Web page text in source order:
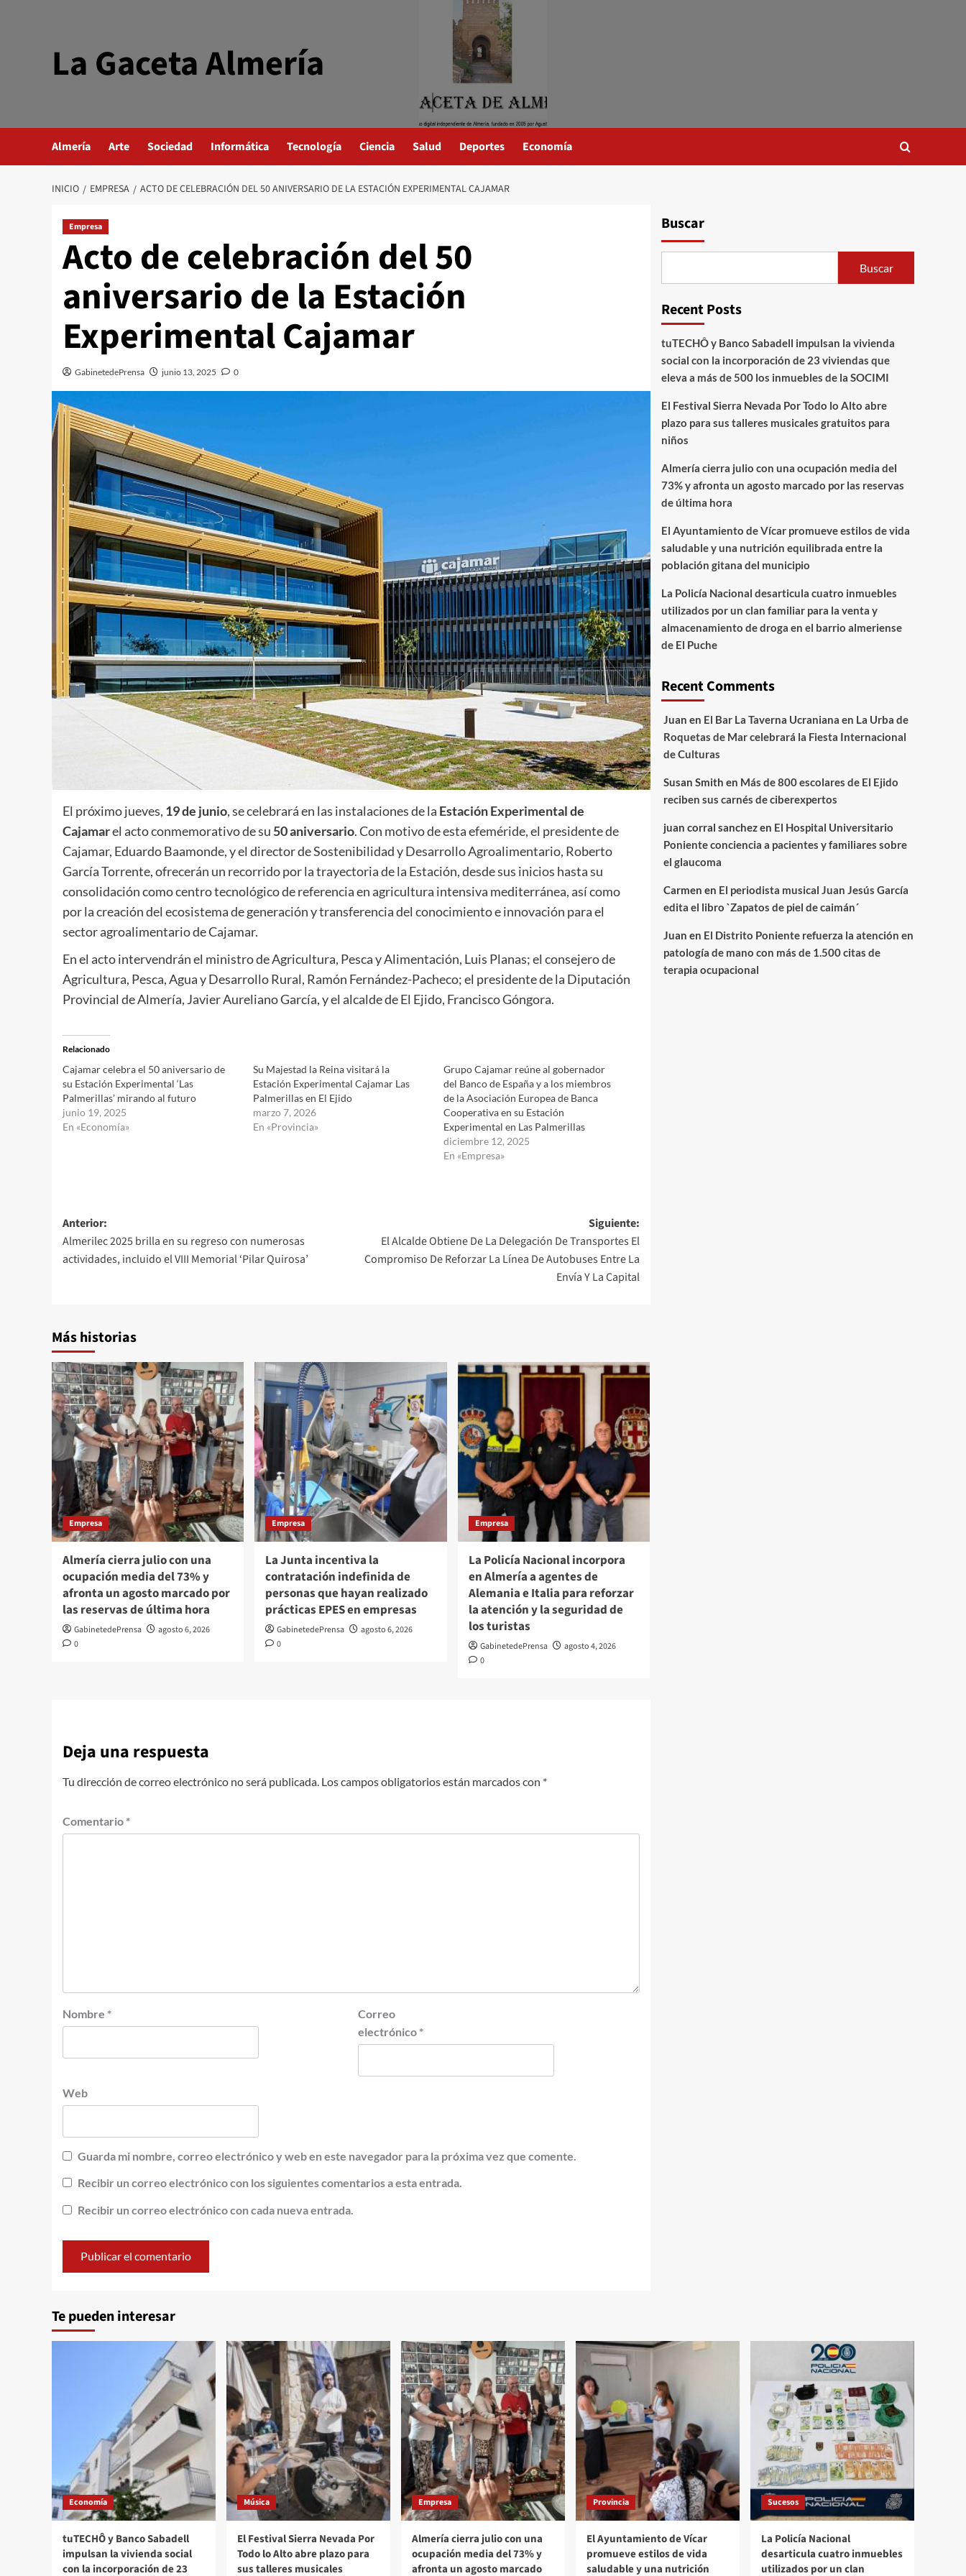
La Gaceta Almería
Almería Arte Sociedad Informática Tecnología Ciencia Salud Deportes Economía
INICIO EMPRESA ACTO DE CELEBRACIÓN DEL 50 ANIVERSARIO DE LA ESTACIÓN EXPERIMENTAL CAJAMAR
Empresa
Acto de celebración del 50
aniversario de la Estación
Experimental Cajamar
GabinetedePrensa junio 13, 2025 0
El próximo jueves, 19 de junio, se celebrará en las instalaciones de la Estación Experimental de
Cajamarel acto conmemorativo de su 50 aniversario. Con motivo de esta efeméride, el presidente de
Cajamar, Eduardo Baamonde, y el director de Sostenibilidad y Desarrollo Agroalimentario, Roberto
García Torrente, ofrecerán un recorrido por la trayectoria de la Estación, desde sus inicios hasta su
consolidación como centro tecnológico de referencia en agricultura intensiva mediterránea, así como
por la creación del ecosistema de generación y transferencia del conocimiento e innovación para el
sector agroalimentario de Cajamar.
En el acto intervendrán el ministro de Agricultura, Pesca y Alimentación, Luis Planas; el consejero de
Agricultura, Pesca, Agua y Desarrollo Rural, Ramón Fernández-Pacheco; el presidente de la Diputación
Provincial de Almería, Javier Aureliano García, y el alcalde de El Ejido, Francisco Góngora.
Relacionado
Cajamar celebra el 50 aniversario de
su Estación Experimental ‘Las
Palmerillas’ mirando al futuro
junio 19, 2025
En «Economía»
Su Majestad la Reina visitará la
Estación Experimental Cajamar Las
Palmerillas en El Ejido
marzo 7, 2026
En «Provincia»
Grupo Cajamar reúne al gobernador
del Banco de España y a los miembros
de la Asociación Europea de Banca
Cooperativa en su Estación
Experimental en Las Palmerillas
diciembre 12, 2025
En «Empresa»
Navegación
de
entradas
Anterior:
Almerilec 2025 brilla en su regreso con numerosas
actividades, incluido el VIII Memorial ‘Pilar Quirosa’
Siguiente:
El Alcalde Obtiene De La Delegación De Transportes El
Compromiso De Reforzar La Línea De Autobuses Entre La
Envía Y La Capital
Más historias
Empresa
Almería cierra julio con una
ocupación media del 73% y
afronta un agosto marcado por
las reservas de última hora
GabinetedePrensa
agosto 6, 2026
0
Empresa
La Junta incentiva la
contratación indefinida de
personas que hayan realizado
prácticas EPES en empresas
GabinetedePrensa
agosto 6, 2026
0
Empresa
La Policía Nacional incorpora
en Almería a agentes de
Alemania e Italia para reforzar
la atención y la seguridad de
los turistas
GabinetedePrensa
agosto 4, 2026
0
Deja una respuesta
Tu dirección de correo electrónico no será publicada. Los campos obligatorios están marcados con *
Comentario *
Nombre *
Correo
electrónico *
Web
Guarda mi nombre, correo electrónico y web en este navegador para la próxima vez que comente.
Recibir un correo electrónico con los siguientes comentarios a esta entrada.
Recibir un correo electrónico con cada nueva entrada.
Buscar
Buscar
Recent Posts
tuTECHÔ y Banco Sabadell impulsan la vivienda
social con la incorporación de 23 viviendas que
eleva a más de 500 los inmuebles de la SOCIMI
El Festival Sierra Nevada Por Todo lo Alto abre
plazo para sus talleres musicales gratuitos para
niños
Almería cierra julio con una ocupación media del
73% y afronta un agosto marcado por las reservas
de última hora
El Ayuntamiento de Vícar promueve estilos de vida
saludable y una nutrición equilibrada entre la
población gitana del municipio
La Policía Nacional desarticula cuatro inmuebles
utilizados por un clan familiar para la venta y
almacenamiento de droga en el barrio almeriense
de El Puche
Recent Comments
Juan en El Bar La Taverna Ucraniana en La Urba de
Roquetas de Mar celebrará la Fiesta Internacional
de Culturas
Susan Smith en Más de 800 escolares de El Ejido
reciben sus carnés de ciberexpertos
juan corral sanchezen El Hospital Universitario
Poniente conciencia a pacientes y familiares sobre
el glaucoma
Carmen en El periodista musical Juan Jesús García
edita el libro `Zapatos de piel de caimán´
Juan en El Distrito Poniente refuerza la atención en
patología de mano con más de 1.500 citas de
terapia ocupacional
Te pueden interesar
Economía
tuTECHÔ y Banco Sabadell
impulsan la vivienda social
con la incorporación de 23
Música
El Festival Sierra Nevada Por
Todo lo Alto abre plazo para
sus talleres musicales
Empresa
Almería cierra julio con una
ocupación media del 73% y
afronta un agosto marcado
Provincia
El Ayuntamiento de Vícar
promueve estilos de vida
saludable y una nutrición
Sucesos
La Policía Nacional
desarticula cuatro inmuebles
utilizados por un clan